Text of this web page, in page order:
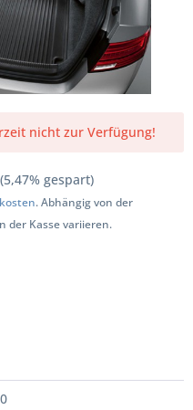
nicht zur Verfügung!
(5,47% gespart)
. Abhängig von der
der Kasse variieren.